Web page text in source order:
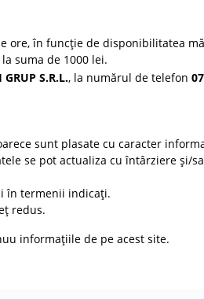
ore, în funcție de disponibilitatea
la suma de 1000 lei.
GRUP S.R.L., la numărul de telefon 0
sunt plasate cu caracter
se pot actualiza cu întârziere și/
în termenii indicați.
redus.
informațiile de pe acest site.